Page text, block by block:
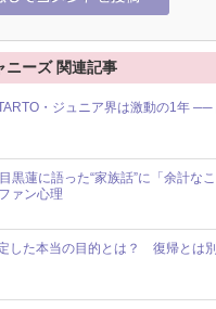
ニーズ 関連記事
・ジュニア界は激動の1年 ──
黒蓮に語った“家族話”に「余計な
ァン心理
した本当の目的とは？ 復帰とは